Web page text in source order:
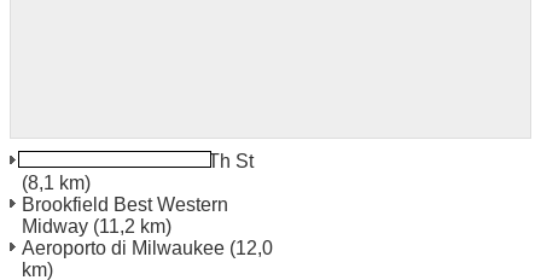
Milwaukee 5839 S 27Th St
(8,1 km)
Brookfield Best Western
Midway (11,2 km)
Aeroporto di Milwaukee (12,0
km)